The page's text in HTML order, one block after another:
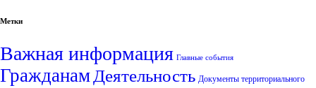
Метки
Важная информация Главные события
Гражданам Деятельность Документы территориального